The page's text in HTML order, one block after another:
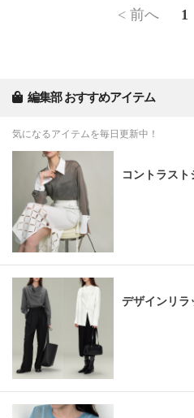
< 前へ 1
編集部 おすすめアイテム
気になるアイテムを毎日更新中！
コントラスト
デザインリラ